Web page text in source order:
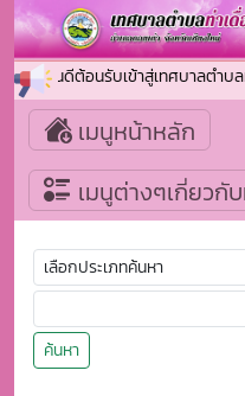
ยินดีต้อนรับเข้าสู่เทศบาลตำบลท่
เมนูหน้าหลัก
เมนูต่างๆเกี่ยวกั
ค้นหา